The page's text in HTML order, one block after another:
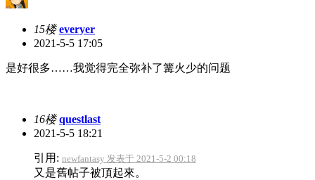
15楼 everyer
2021-5-5 17:05
是好很多……我觉得完全弥补了篝火少的问题
16楼 questlast
2021-5-5 18:21
引用: newfantasy 发表于 2021-5-2 00:18
又是舊帖子被頂起來。